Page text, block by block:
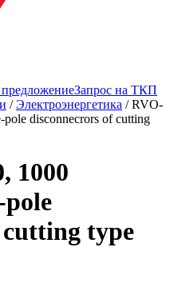
предложениеЗапрос на ТКП
/Электроэнергетика /RVO-
disconnecrors of cutting
1000
type